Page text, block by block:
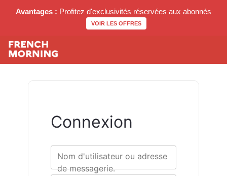
Avantages : Profitez d'exclusivités réservées aux abonnés
VOIR LES OFFRES
Connexion
Nom d'utilisateur ou adresse
de messagerie.